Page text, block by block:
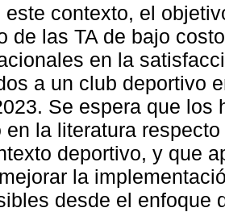
este contexto, el
de las TA de bajo
en la
a un club deportivo
Se espera que los
en la literatura
deportivo, y que
la
desde el enfoque